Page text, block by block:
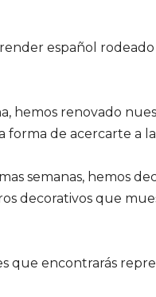
español
hemos renovado
forma de acercarte a
semanas, hemos
decorativos que
que encontrarás